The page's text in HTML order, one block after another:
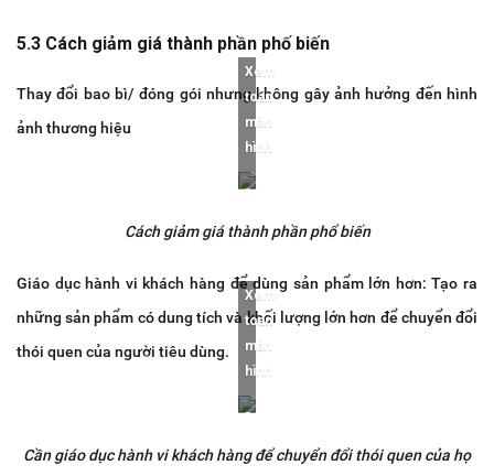
5.3 Cách giảm giá thành phần phố biến
Thay đổi bao bì/ đóng gói nhưng không gây ảnh hưởng đến hình
ảnh thương hiệu
Xem
toàn
màn
hình
Cách giảm giá thành phần phổ biến
Giáo dục hành vi khách hàng để dùng sản phẩm lớn hơn: Tạo ra
những sản phẩm có dung tích và khối lượng lớn hơn để chuyển đổi
thói quen của người tiêu dùng.
Xem
toàn
màn
hình
Cần giáo dục hành vi khách hàng để chuyển đổi thói quen của họ